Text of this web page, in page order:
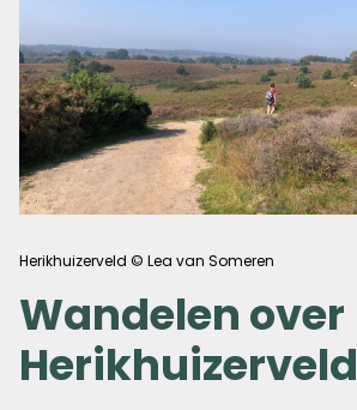
Herikhuizerveld © Lea van Someren
Wandelen over
Herikhuizerveld